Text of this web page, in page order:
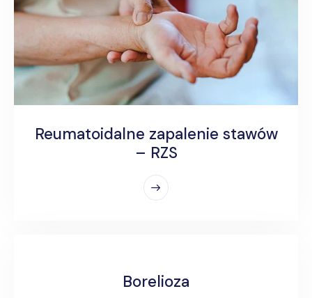
Reumatoidalne zapalenie stawów
– RZS
Borelioza